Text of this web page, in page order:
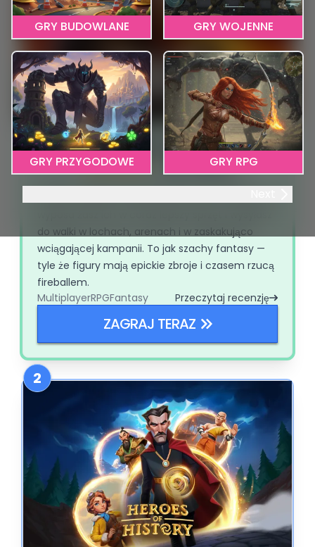
Raid: Shadow Legends
846 głosy
do walki w lochach, arenach i w zaskakująco
wciągającej kampanii. To jak szachy fantasy —
tyle że figury mają epickie zbroje i czasem rzucą
fireballem.
MultiplayerRPGFantasy Przeczytaj recenzję
ZAGRAJ TERAZ
2
GRY BUDOWLANE GRY WOJENNE
GRY PRZYGODOWE
GRY RPG